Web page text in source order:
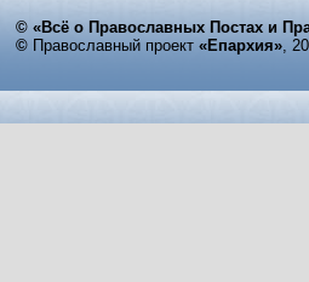
© «Всё о Православных Постах и
© Православный проект «Епархия»,